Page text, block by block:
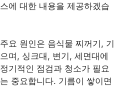
에 대한 내용을 제공하겠습
요 원인은 음식물 찌꺼기, 기
며, 싱크대, 변기, 세면대에
기적인 점검과 청소가 필요
중요합니다. 기름이 쌓이면